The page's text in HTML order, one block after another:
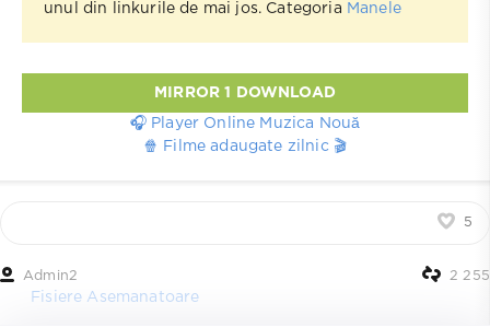
unul din linkurile de mai jos. Categoria Manele
MIRROR 1 DOWNLOAD
🎧 Player Online Muzica Nouă
🍿 Filme adaugate zilnic 🎬
5
Admin2 2 255
Fisiere Asemanatoare